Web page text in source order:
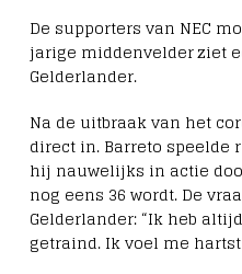
De supporters van NEC
jarige middenvelder ziet
Gelderlander.
Na de uitbraak van het
direct in. Barreto speelde
hij nauwelijks in actie
nog eens 36 wordt. De
Gelderlander: “Ik heb
getraind. Ik voel me